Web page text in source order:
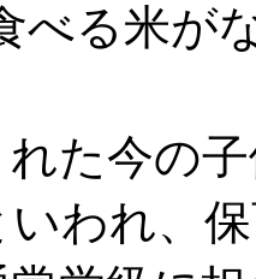
べる米が
た今の
いわれ、